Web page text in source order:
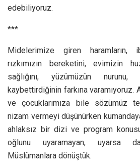
edebiliyoruz.
***
Midelerimize giren haramların,
rızkımızın bereketini, evimizin
sağlığını, yüzümüzün
kaybettirdiğinin farkına varamıyoruz.
ve çocuklarımıza bile sözümüz
nizam vermeyi düşünürken
ahlaksız bir dizi ve program
oğlunu uyaramayan, uyarsa
Müslümanlara dönüştük.